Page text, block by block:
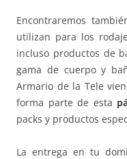
Encontraremos
utilizan para los
incluso productos de
gama de cuerpo y
Armario de la Tele
forma parte de esta
packs y productos
La entrega en tu